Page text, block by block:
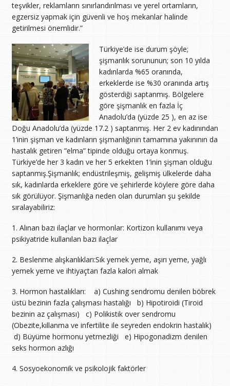
teşvikler, reklamların sınırlandırılması ve yerel ortamların,
egzersiz yapmak için güvenli ve hoş mekanlar halinde
getirilmesi önemlidir.”
Türkiye’de ise durum şöyle;
şişmanlık sorununun; son 10 yılda
kadınlarda %65 oranında,
erkeklerde ise %30 oranında artış
gösterdiği saptanmış. Bölgelere
göre şişmanlık en fazla İç
Anadolu’da (yüzde 25 ), en az ise
Doğu Anadolu’da (yüzde 17.2 ) saptanmış. Her 2 ev kadınından
1’inin şişman ve kadınların şişmanlığının tamamına yakınının da
hastalık getiren ”elma” tipinde olduğu ortaya konmuş.
Türkiye’de her 3 kadın ve her 5 erkekten 1’inin şişman olduğu
saptanmış.Şişmanlık; endüstrileşmiş, gelişmiş ülkelerde daha
sık, kadınlarda erkeklere göre ve şehirlerde köylere göre daha
sık görülüyor. Şişmanlığa neden olan durumları şu şekilde
sıralayabiliriz:
1. Alınan bazı ilaçlar ve hormonlar: Kortizon kullanımı veya
psikiyatride kullanılan bazı ilaçlar
2. Beslenme alışkanlıkları:Sık yemek yeme, aşırı yeme, yağlı
yemek yeme ve ihtiyaçtan fazla kalori almak
3. Hormon hastalıkları: a) Cushing sendromu denilen böbrek
üstü bezinin fazla çalışması hastalığı b) Hipotiroidi (Tiroid
bezinin az çalışması) c) Polikistik over sendromu
(Obezite,kıllanma ve infertilite ile seyreden endokrin hastalık)
d) Büyüme hormonu yetmezliği e) Hipogonadizm denilen
seks hormon azlığı
4. Sosyoekonomik ve psikolojik faktörler